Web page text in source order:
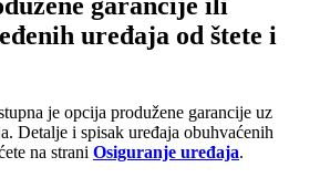
uređaja od štete i
je opcija produžene garancije uz
Detalje i spisak uređaja obuhvaćenih
na strani Osiguranje uređaja.